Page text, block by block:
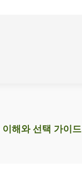
해와 선택 가이드